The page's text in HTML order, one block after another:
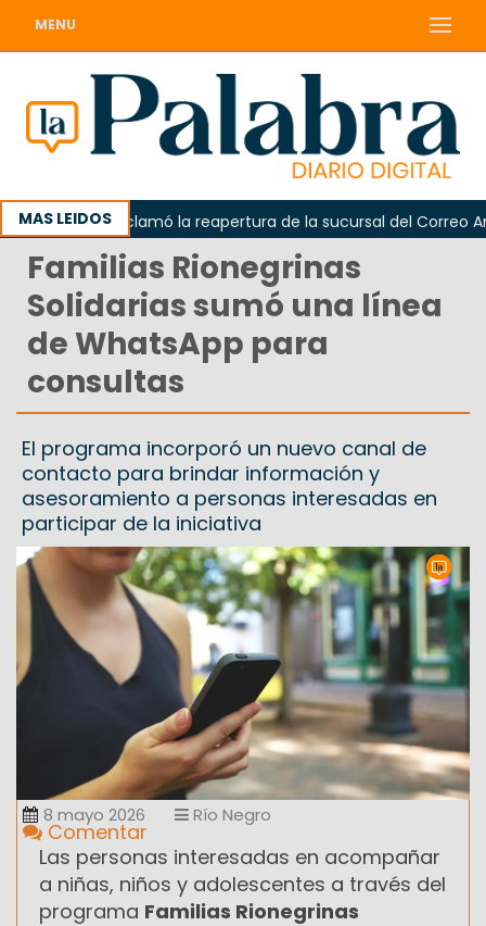
MENU
MAS LEIDOS
Odarda reclamó la reapertura de la sucursal del Correo
Familias Rionegrinas
Solidarias sumó una línea
de WhatsApp para
consultas
El programa incorporó un nuevo canal de
contacto para brindar información y
asesoramiento a personas interesadas en
participar de la iniciativa
8 mayo 2026 Río Negro
Comentar
Las personas interesadas en acompañar
a niñas, niños y adolescentes a través del
programa Familias Rionegrinas